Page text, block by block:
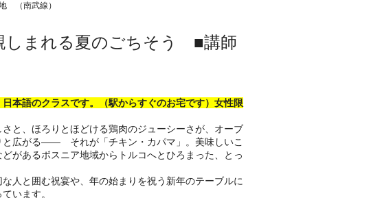
（南武線）
しまれる夏のごちそう ■講師
本語のクラスです。（駅からすぐのお宅です）女性限
と、ほろりとほどける鶏肉のジューシーさが、オーブ
と広がる—— それが「チキン・カパマ」。美味しいこ
があるボスニア地域からトルコへとひろまった、とっ
人と囲む祝宴や、年の始まりを祝う新年のテーブルに
います。